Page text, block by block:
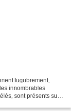
lugubrement,
innombrables
sont présents sur